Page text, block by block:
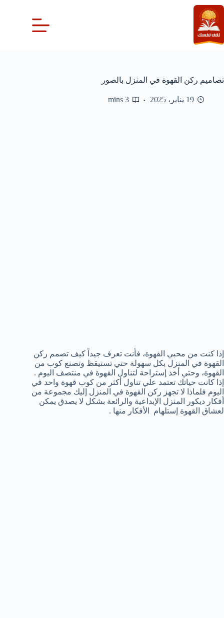
التجاوز
إلى
المحتوى
تصاميم ركن القهوة في المنزل بالصور
19 يناير، 2025 3 mins
إذا كنت من محبي القهوة، فأنت تعرف جيداً كيف تصمم ركن
القهوة في المنزل بكل سهولة حتي تستيقظ وتصنع كوب من
القهوة، وحتي أخذ إستراحة لتناول القهوة في منتصف اليوم .
إذا كانت حياتك تعتمد علي تناول أكثر من كوب قهوة واحد في
اليوم فلماذا لا تجهز ركن القهوة في المنزل إليك مجموعة من
أفكار ديكور المنزل الإبداعية والرائعة بشكل لا يصدق يمكن
لعشاق القهوة إستلهام الأفكار منها .